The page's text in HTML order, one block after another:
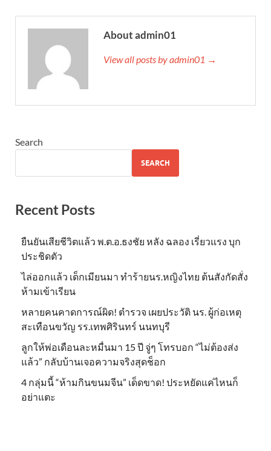
About admin01
View all posts by admin01 →
Search
SEARCH
Recent Posts
ยืนยันเสียชีวิตแล้ว พ.ต.อ.ธงชัย หลัง ฉลอง เรี่ยวแรง บุก
ประชิดตัว
ไล่ออกแล้ว เด็กเมียนมา ทำร้ายนร.หญิงไทย ต้นสังกัดสั่ง
ห้ามเข้าเรียน
หลายคนคาดการณ์ผิด! ตำรวจ เผยประวัติ นร. ผู้ก่อเหตุ
สะเทือนขวัญ รร.เทพศิรินทร์ นนทบุรี
ลูกให้พ่อเดือนละหมื่นมา 15 ปี จู่ๆ โทรบอก “ไม่ต้องส่ง
แล้ว” กลับบ้านเจอความจริงสุดช็อก
4 กลุ่มนี้ “ห้ามกินขนมจีน” เด็ดขาด! ประหยัดแค่ไหนก็
อย่าแตะ